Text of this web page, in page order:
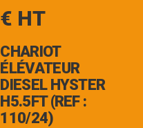
€ HT
CHARIOT
ÉLÉVATEUR
DIESEL HYSTER
H5.5FT (REF :
110/24)